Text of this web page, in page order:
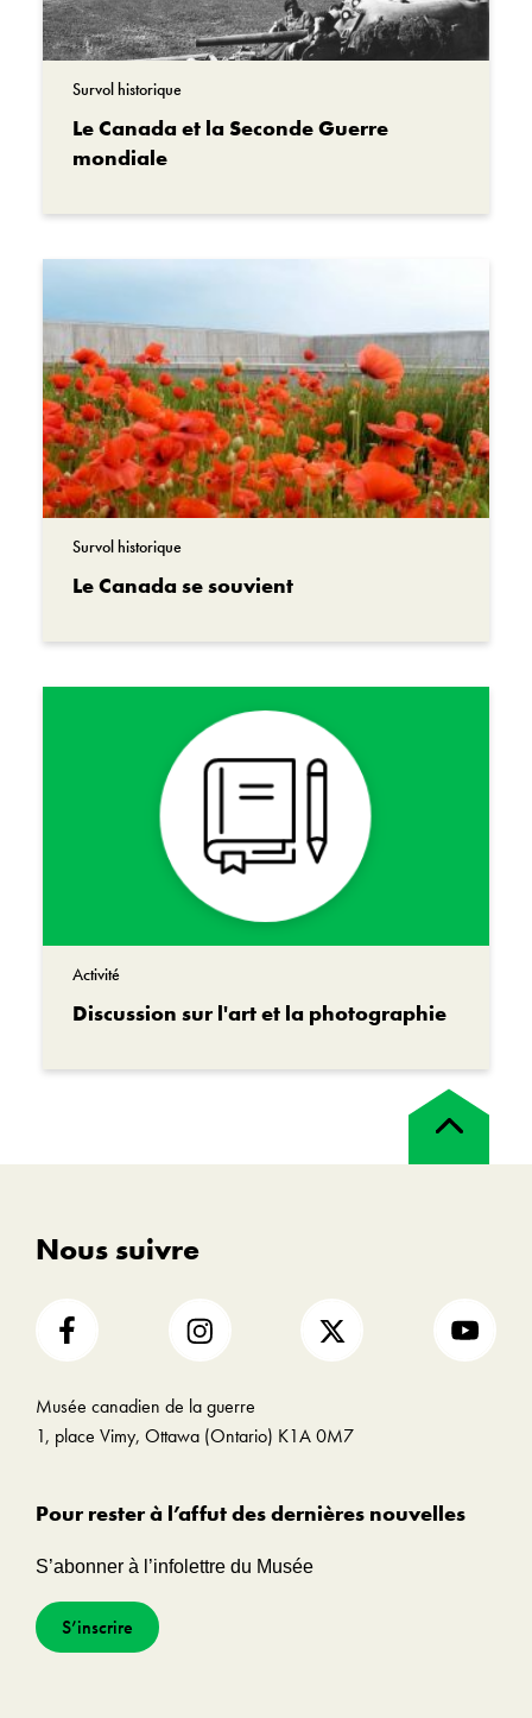
Institution
Musée canadien de la guerre
Collection
Collection d’archives George-Metcalf
Survol historique
Le Canada et la Seconde Guerre
mondiale
Survol historique
Le Canada se souvient
Activité
Discussion sur l'art et la photographie
Retour
en
Nous suivre
Musée canadien de la guerre
1, place Vimy, Ottawa (Ontario) K1A 0M7
Pour rester à l’affut des dernières nouvelles
S’abonner à l’infolettre du Musée
S’inscrire